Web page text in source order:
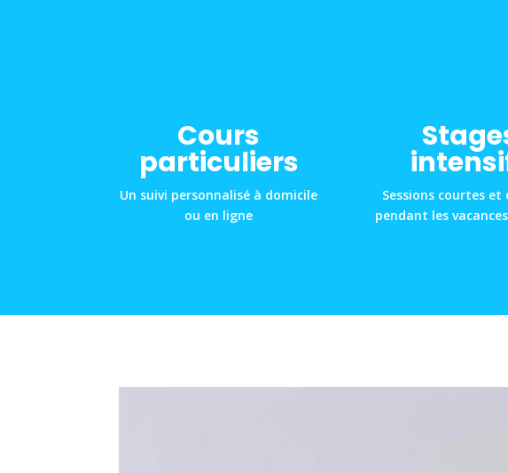
Cours
particuliers
Un suivi personnalisé à domicile
ou en ligne
Sessions courtes et
pendant les